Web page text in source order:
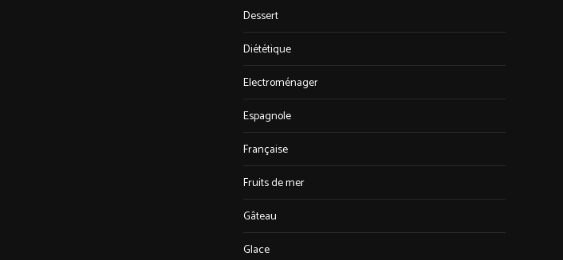
Dessert
Diététique
Electroménager
Espagnole
Française
Fruits de mer
Gâteau
Glace